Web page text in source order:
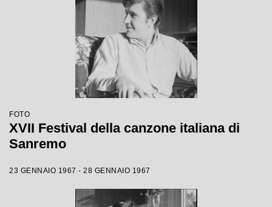
FOTO
XVII Festival della canzone italiana di
Sanremo
23 GENNAIO 1967 - 28 GENNAIO 1967